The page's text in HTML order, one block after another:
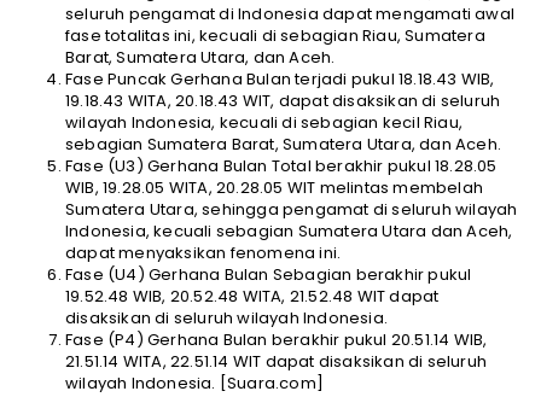
seluruh pengamat di Indonesia dapat mengamati awal
fase totalitas ini, kecuali di sebagian Riau, Sumatera
Barat, Sumatera Utara, dan Aceh.
Fase Puncak Gerhana Bulan terjadi pukul 18.18.43 WIB,
19.18.43 WITA, 20.18.43 WIT, dapat disaksikan di seluruh
wilayah Indonesia, kecuali di sebagian kecil Riau,
sebagian Sumatera Barat, Sumatera Utara, dan Aceh.
Fase (U3) Gerhana Bulan Total berakhir pukul 18.28.05
WIB, 19.28.05 WITA, 20.28.05 WIT melintas membelah
Sumatera Utara, sehingga pengamat di seluruh wilayah
Indonesia, kecuali sebagian Sumatera Utara dan Aceh,
dapat menyaksikan fenomena ini.
Fase (U4) Gerhana Bulan Sebagian berakhir pukul
19.52.48 WIB, 20.52.48 WITA, 21.52.48 WIT dapat
disaksikan di seluruh wilayah Indonesia.
Fase (P4) Gerhana Bulan berakhir pukul 20.51.14 WIB,
21.51.14 WITA, 22.51.14 WIT dapat disaksikan di seluruh
wilayah Indonesia. [Suara.com]